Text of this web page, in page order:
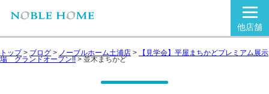
他店舗
トップ> ブログ > ノーブルホーム土浦店 > 【見学会】平屋まちかどプレミアム展示
場 グランドオープン!! > 並木まちかど